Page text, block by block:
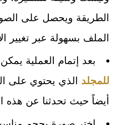
الطريقة ويحصل على
الملف بسهولة عبر تغيير
بعد إتمام العملية
للمجلد الذي يحتوي على
أيضاً حيث تحدثنا عن هذه